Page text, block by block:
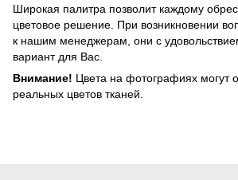
Широкая палитра позволит каждому
цветовое решение. При возникновении
к нашим менеджерам, они с
вариант для Вас.
Внимание! Цвета на фотографиях могут
реальных цветов тканей.